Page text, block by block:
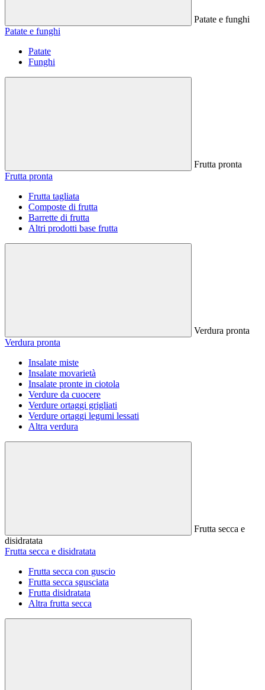
Patate e funghi
Patate e funghi
Patate
Funghi
Frutta pronta
Frutta pronta
Frutta tagliata
Composte di frutta
Barrette di frutta
Altri prodotti base frutta
Verdura pronta
Verdura pronta
Insalate miste
Insalate movarietà
Insalate pronte in ciotola
Verdure da cuocere
Verdure ortaggi grigliati
Verdure ortaggi legumi lessati
Altra verdura
Frutta secca e
disidratata
Frutta secca e disidratata
Frutta secca con guscio
Frutta secca sgusciata
Frutta disidratata
Altra frutta secca